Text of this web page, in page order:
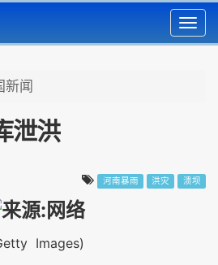
新闻
泄洪
河南暴雨 洪灾 溃坝
Images)